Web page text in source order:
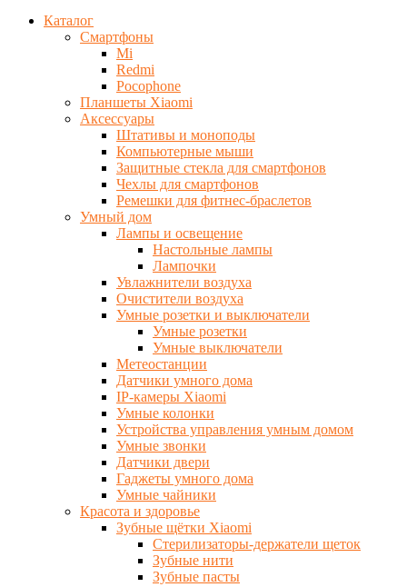
Каталог
Смартфоны
Mi
Redmi
Pocophone
Планшеты Xiaomi
Аксессуары
Штативы и моноподы
Компьютерные мыши
Защитные стекла для смартфонов
Чехлы для смартфонов
Ремешки для фитнес-браслетов
Умный дом
Лампы и освещение
Настольные лампы
Лампочки
Увлажнители воздуха
Очистители воздуха
Умные розетки и выключатели
Умные розетки
Умные выключатели
Метеостанции
Датчики умного дома
IP-камеры Xiaomi
Умные колонки
Устройства управления умным домом
Умные звонки
Датчики двери
Гаджеты умного дома
Умные чайники
Красота и здоровье
Зубные щётки Xiaomi
Стерилизаторы-держатели щеток
Зубные нити
Зубные пасты